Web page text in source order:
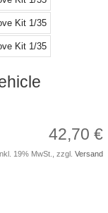
42,70 €
19% MwSt., zzgl.Versand